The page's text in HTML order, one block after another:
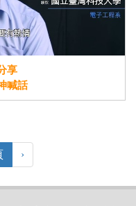
享
喊話
›